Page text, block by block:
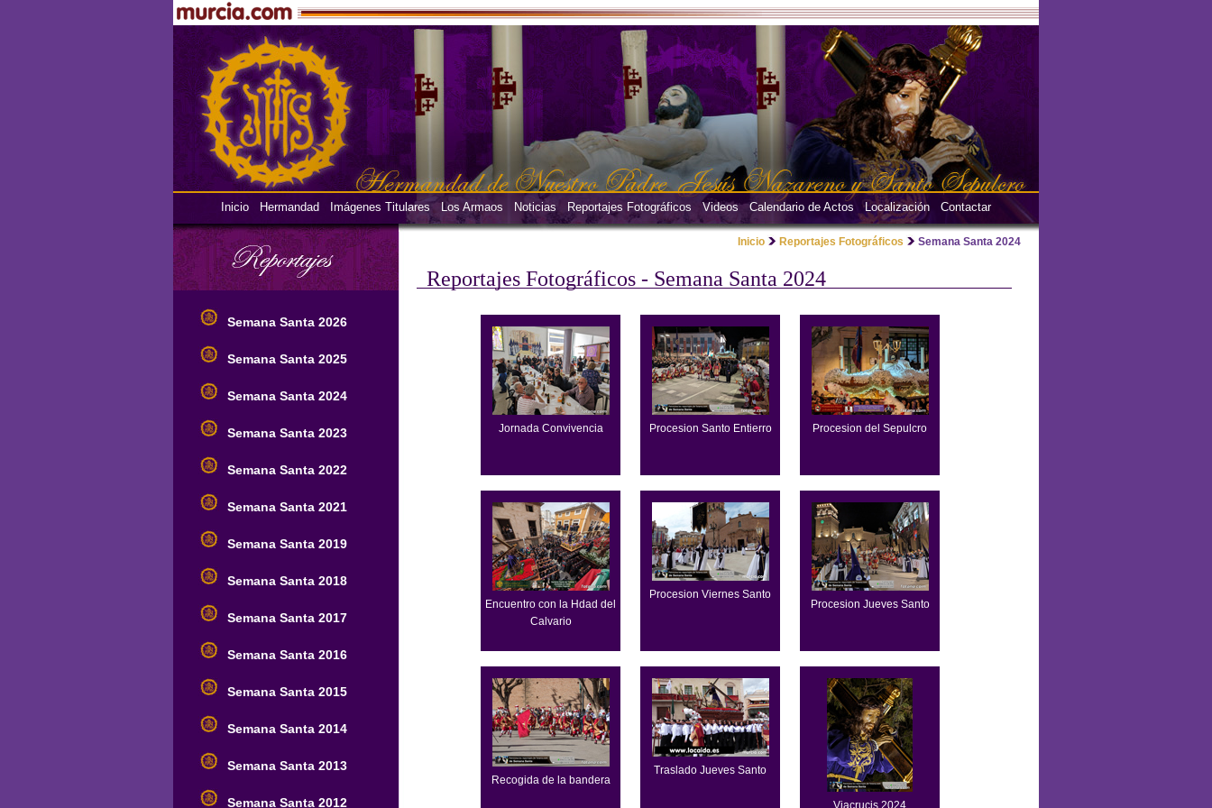
Inicio Hermandad Imágenes Titulares Los Armaos Noticias Reportajes Fotográficos Videos Calendario de Actos Localización Contactar
Semana Santa 2026
Semana Santa 2025
Semana Santa 2024
Semana Santa 2023
Semana Santa 2022
Semana Santa 2021
Semana Santa 2019
Semana Santa 2018
Semana Santa 2017
Semana Santa 2016
Semana Santa 2015
Semana Santa 2014
Semana Santa 2013
Semana Santa 2012
Inicio Reportajes Fotográficos Semana Santa 2024
Reportajes Fotográficos - Semana Santa 2024
Jornada Convivencia Procesion Santo Entierro Procesion del Sepulcro
Encuentro con la Hdad del
Calvario
Procesion Viernes Santo
Procesion Jueves Santo
Recogida de la bandera
Traslado Jueves Santo
Viacrucis 2024